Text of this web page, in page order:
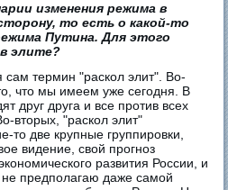
изменения режима в
то есть о какой-то
Путина. Для этого
элите?
термин "раскол элит". Во-
что мы имеем уже сегодня. В
друг друга и все против всех
вторых, "раскол элит"
то две крупные группировки,
видение, свой прогноз
развития России, и
предполагаю даже самой